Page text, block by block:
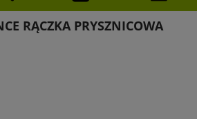
RĄCZKA PRYSZNICOWA